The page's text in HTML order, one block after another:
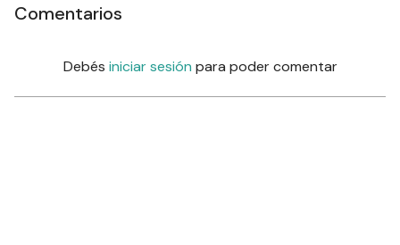
Comentarios
Debés iniciar sesión para poder comentar